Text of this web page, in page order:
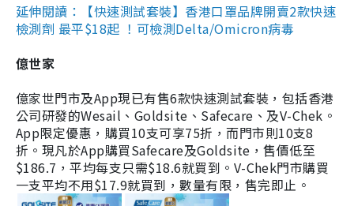
延伸閱讀：【快速測試套裝】香港口罩品牌開賣2款快速
檢測劑 最平$18起 ！可檢測Delta/Omicron病毒
億世家
億家世門市及App現已有售6款快速測試套裝，包括香港
公司研發的Wesail、Goldsite、Safecare、及V-Chek。
App限定優惠，購買10支可享75折，而門市則10支8
折。現凡於App購買Safecare及Goldsite，售價低至
$186.7，平均每支只需$18.6就買到。V-Chek門市購買
一支平均不用$17.9就買到，數量有限，售完即止。